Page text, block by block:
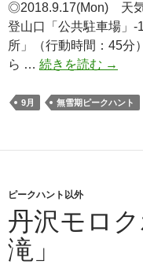
◎2018.9.17(Mon) 天
登山口「公共駐車場」-
所」（行動時間：45分
ら … 続きを読む 耶
渓
コ
ー
→
9月 無雪期ピークハント
ピークハント以外
丹沢モロ
滝」